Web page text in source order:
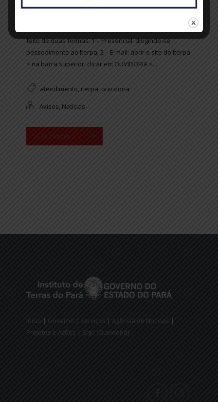
O Instituto de Terras do Pará, visando dar um
feito de duas formas: 1 – Presencial: dirigindo-se
pessoalmente ao Iterpa; 2 – E-mail: abrir o site do Iterpa
> na barra superior, clicar em OUVIDORIA >...
atendimento, iterpa, ouvidoria
Avisos, Notícias
READ MORE
Início | Governo | Serviços | Agência de Notícias |
Projetos e Ações | Sigo (Ouvidoria)